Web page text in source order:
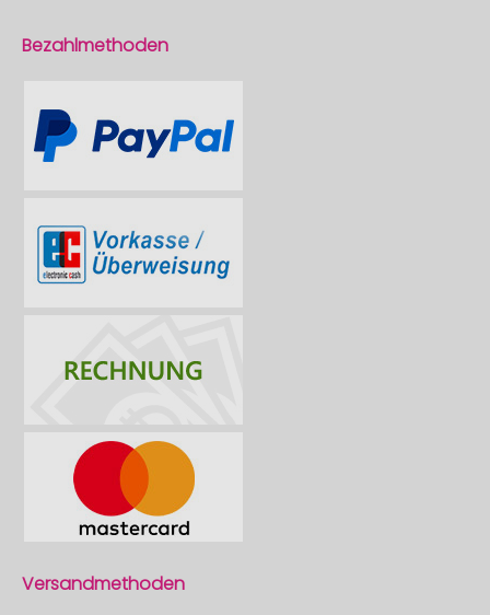
Bezahlmethoden
Versandmethoden